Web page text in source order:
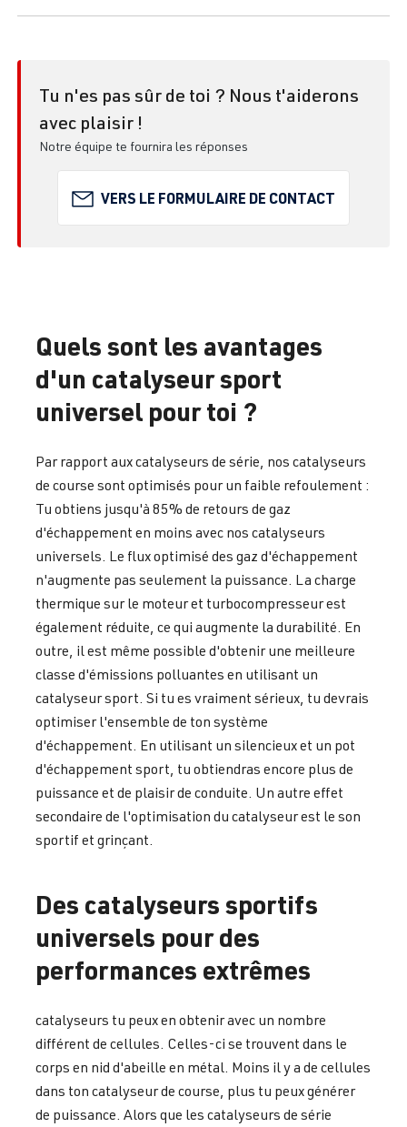
Tu n'es pas sûr de toi ? Nous t'aiderons
avec plaisir !
Notre équipe te fournira les réponses
VERS LE FORMULAIRE DE CONTACT
Quels sont les avantages
d'un catalyseur sport
universel pour toi ?
Par rapport aux catalyseurs de série, nos catalyseurs
de course sont optimisés pour un faible refoulement :
Tu obtiens jusqu'à 85% de retours de gaz
d'échappement en moins avec nos catalyseurs
universels. Le flux optimisé des gaz d'échappement
n'augmente pas seulement la puissance. La charge
thermique sur le moteur et turbocompresseur est
également réduite, ce qui augmente la durabilité. En
outre, il est même possible d'obtenir une meilleure
classe d'émissions polluantes en utilisant un
catalyseur sport. Si tu es vraiment sérieux, tu devrais
optimiser l'ensemble de ton système
d'échappement. En utilisant un silencieux et un pot
d'échappement sport, tu obtiendras encore plus de
puissance et de plaisir de conduite. Un autre effet
secondaire de l'optimisation du catalyseur est le son
sportif et grinçant.
Des catalyseurs sportifs
universels pour des
performances extrêmes
catalyseurs tu peux en obtenir avec un nombre
différent de cellules. Celles-ci se trouvent dans le
corps en nid d'abeille en métal. Moins il y a de cellules
dans ton catalyseur de course, plus tu peux générer
de puissance. Alors que les catalyseurs de série